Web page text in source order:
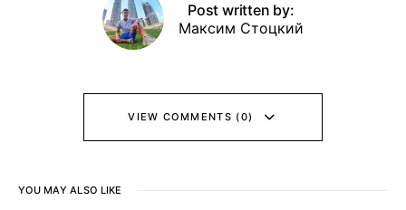
Post written by:
Максим Стоцкий
VIEW COMMENTS (0)
YOU MAY ALSO LIKE